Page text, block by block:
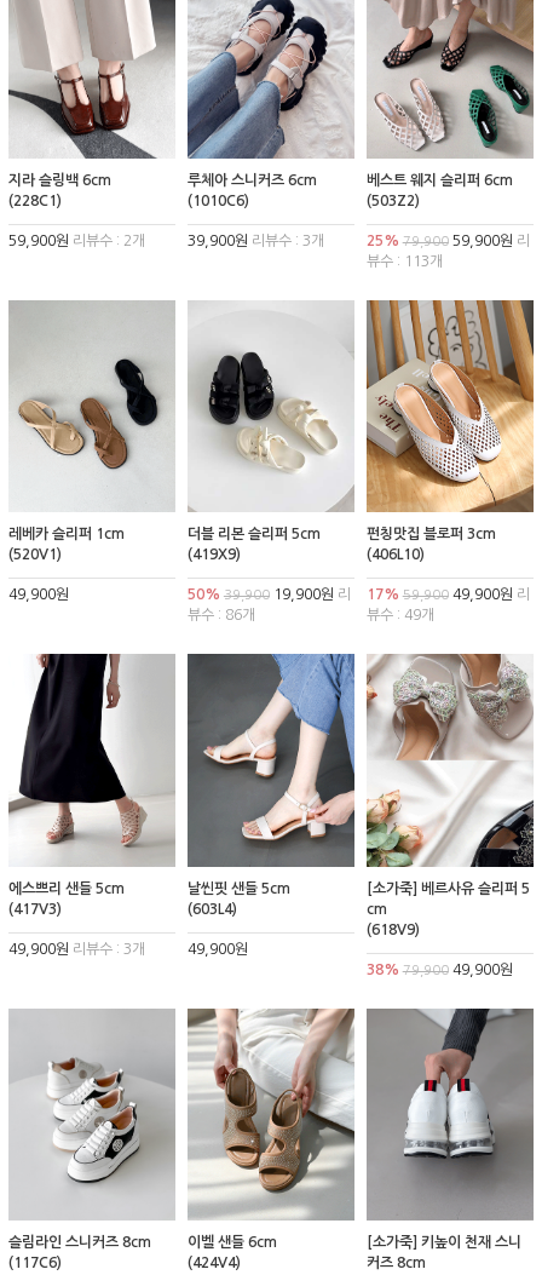
지라 슬링백 6cm
(228C1)
59,900원 리뷰수 : 2개
루체아 스니커즈 6cm
(1010C6)
39,900원 리뷰수 : 3개
베스트 웨지 슬리퍼 6cm
(503Z2)
25% 79,90059,900원 리
뷰수 : 113개
레베카 슬리퍼 1cm
(520V1)
49,900원
더블 리본 슬리퍼 5cm
(419X9)
50% 39,90019,900원 리
뷰수 : 86개
펀칭맛집 블로퍼 3cm
(406L10)
17% 59,90049,900원 리
뷰수 : 49개
에스쁘리 샌들 5cm
(417V3)
49,900원 리뷰수 : 3개
날씬핏 샌들 5cm
(603L4)
49,900원
[소가죽] 베르사유 슬리퍼 5
cm
(618V9)
38% 79,90049,900원
슬림라인 스니커즈 8cm
(117C6)
이벨 샌들 6cm
(424V4)
[소가죽] 키높이 천재 스니
커즈 8cm